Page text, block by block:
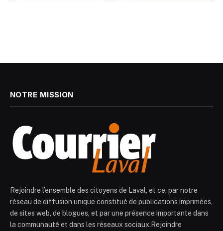
NOTRE MISSION
Rejoindre l’ensemble des citoyens de Laval, et ce, par notre
réseau de diffusion unique constitué de publications imprimées,
de sites web, de blogues, et par une présence importante dans
la communauté et dans les réseaux sociaux.Rejoindre